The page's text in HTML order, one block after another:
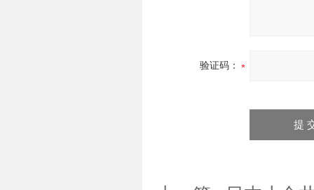
验证码：